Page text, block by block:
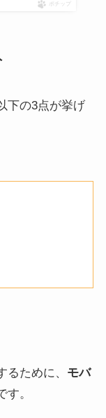
ポチップ
下の3点が挙げ
ために、 モバ
す。